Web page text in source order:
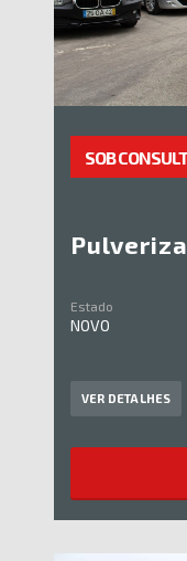
SOB
Estado
NOVO
VER DETALHES